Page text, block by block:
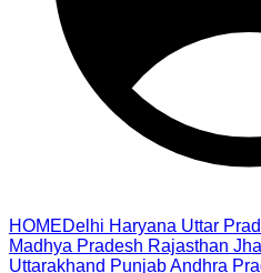
HOMEDelhi Haryana Uttar
Madhya Pradesh Rajasthan
Uttarakhand PunjabAndhra